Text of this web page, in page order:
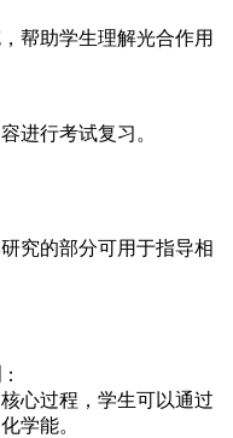
帮助学生理解光合作用
进行考试复习。
究的部分可用于指导相
：
心过程，学生可以通过
学能。